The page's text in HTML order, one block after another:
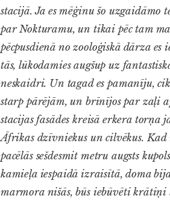
stacijā. Ja es mēģinu šo
par Nokturamu, un tikai pēc tam
pēcpusdienā no zooloģiskā dārza
tās, lūkodamies augšup uz
neskaidri. Un tagad es pamanīju,
starp pārējām, un brīnījos par zaļi
stacijas fasādes kreisā erkera torņa
Āfrikas dzīvniekus un cilvēkus.
pacēlās sešdesmit metru augsts
kamieļa iespaidā izraisītā, doma
marmora nišās, būs iebūvēti